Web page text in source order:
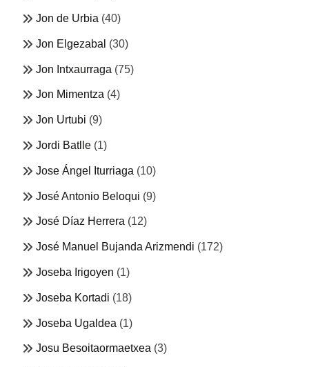
Jon de Urbia (40)
Jon Elgezabal (30)
Jon Intxaurraga (75)
Jon Mimentza (4)
Jon Urtubi (9)
Jordi Batlle (1)
Jose Ángel Iturriaga (10)
José Antonio Beloqui (9)
José Díaz Herrera (12)
José Manuel Bujanda Arizmendi (172)
Joseba Irigoyen (1)
Joseba Kortadi (18)
Joseba Ugaldea (1)
Josu Besoitaormaetxea (3)